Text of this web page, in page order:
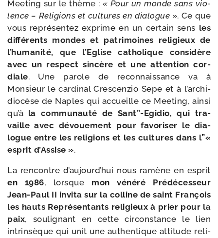
Meeting sur le thème : « Pour un monde sans vio­
lence – Religions et cultures en dia­logue ». Ce que
vous repré­sen­tez exprime en un cer­tain sens les
dif­fé­rents mondes et patri­moines reli­gieux de
l’hu­ma­ni­té, que l’Eglise catho­lique consi­dère
avec un res­pect sin­cère et une atten­tion cor­
diale. Une parole de recon­nais­sance va à
Monsieur le car­di­nal Crescenzio Sepe et à l’ar­chi­
dio­cèse de Naples qui accueille ce Meeting, ain­si
qu’à la com­mu­nau­té de Sant”-Egidio, qui tra­
vaille avec dévoue­ment pour favo­ri­ser le dia­
logue entre les reli­gions et les cultures dans l”«
esprit d’Assise ».
La ren­contre d’au­jourd’­hui nous ramène en esprit
en 1986, lorsque mon véné­ré Prédécesseur
Jean-​Paul II invi­ta sur la col­line de saint François
les hauts Représentants reli­gieux à prier pour la
paix, sou­li­gnant en cette cir­cons­tance le lien
intrin­sèque qui unit une authen­tique atti­tude reli­